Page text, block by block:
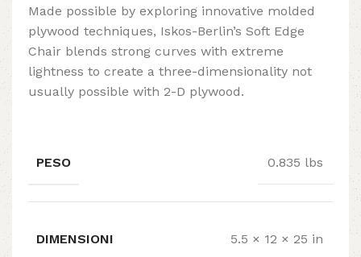
Made possible by exploring innovative molded
plywood techniques, Iskos-Berlin’s Soft Edge
Chair blends strong curves with extreme
lightness to create a three-dimensionality not
usually possible with 2-D plywood.
PESO 0.835 lbs
DIMENSIONI 5.5 × 12 × 25 in